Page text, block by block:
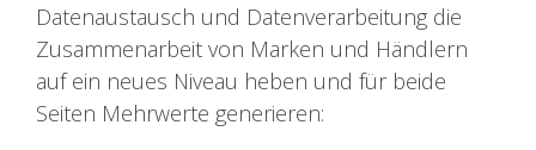
Datenaustausch und Datenverarbeitung die
Zusammenarbeit von Marken und Händlern
auf ein neues Niveau heben und für beide
Seiten Mehrwerte generieren: